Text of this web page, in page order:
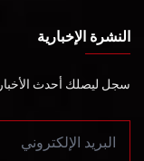
النشرة الإخبارية
سجل ليصلك أحدث الأخبار